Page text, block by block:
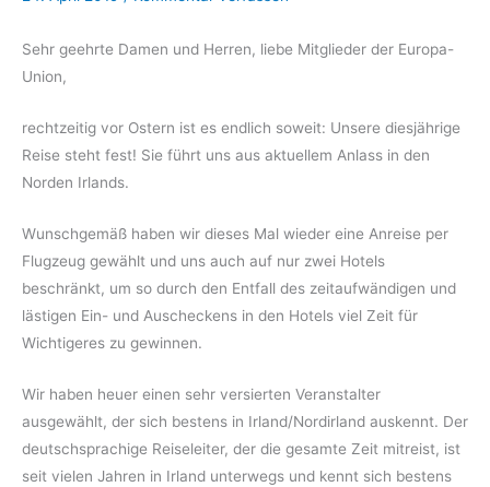
Sehr geehrte Damen und Herren, liebe Mitglieder der Europa-
Union,
rechtzeitig vor Ostern ist es endlich soweit: Unsere diesjährige
Reise steht fest! Sie führt uns aus aktuellem Anlass in den
Norden Irlands.
Wunschgemäß haben wir dieses Mal wieder eine Anreise per
Flugzeug gewählt und uns auch auf nur zwei Hotels
beschränkt, um so durch den Entfall des zeitaufwändigen und
lästigen Ein- und Auscheckens in den Hotels viel Zeit für
Wichtigeres zu gewinnen.
Wir haben heuer einen sehr versierten Veranstalter
ausgewählt, der sich bestens in Irland/Nordirland auskennt. Der
deutschsprachige Reiseleiter, der die gesamte Zeit mitreist, ist
seit vielen Jahren in Irland unterwegs und kennt sich bestens